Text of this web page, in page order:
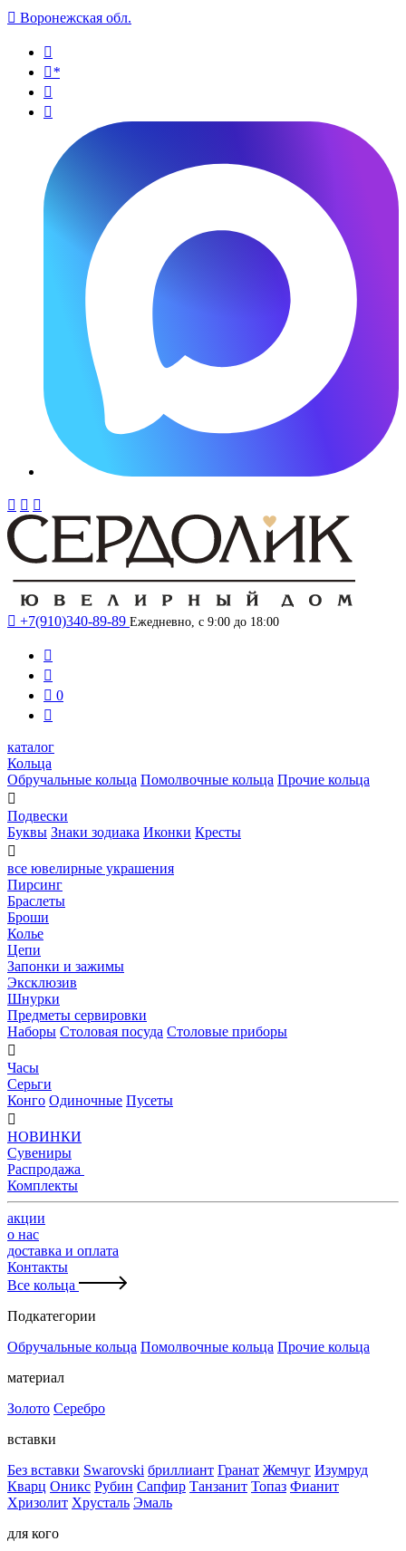
 Воронежская обл.

*


  
 +7(910)340-89-89 Ежедневно, с 9:00 до 18:00


 0

каталог
Кольца
Обручальные кольца Помолвочные кольца Прочие кольца

Подвески
Буквы Знаки зодиака Иконки Кресты

все ювелирные украшения
Пирсинг
Браслеты
Броши
Колье
Цепи
Запонки и зажимы
Эксклюзив
Шнурки
Предметы сервировки
Наборы Столовая посуда Столовые приборы

Часы
Серьги
Конго Одиночные Пусеты

НОВИНКИ
Сувениры
Распродажа
Комплекты
акции
о нас
доставка и оплата
Контакты
Все кольца
Подкатегории
Обручальные кольца Помолвочные кольца Прочие кольца
материал
Золото Серебро
вставки
Без вставки Swarovski бриллиант Гранат Жемчуг Изумруд
Кварц Оникс Рубин Сапфир Танзанит Топаз Фианит
Хризолит Хрусталь Эмаль
для кого